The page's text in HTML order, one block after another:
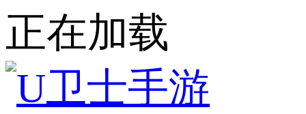
正在加载